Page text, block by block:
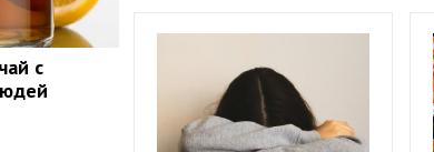
с